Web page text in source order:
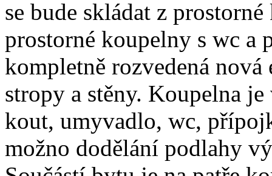
se bude skládat z
prostorné koupelny s wc a
kompletně rozvedená
stropy a stěny. Koupelna
kout, umyvadlo, wc,
možno dodělání podlahy